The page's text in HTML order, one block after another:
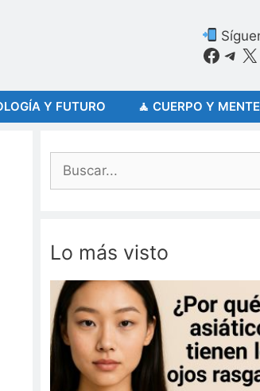
X
Y FUTURO 🧘 CUERPO Y MENTE
Buscar:
Lo más visto